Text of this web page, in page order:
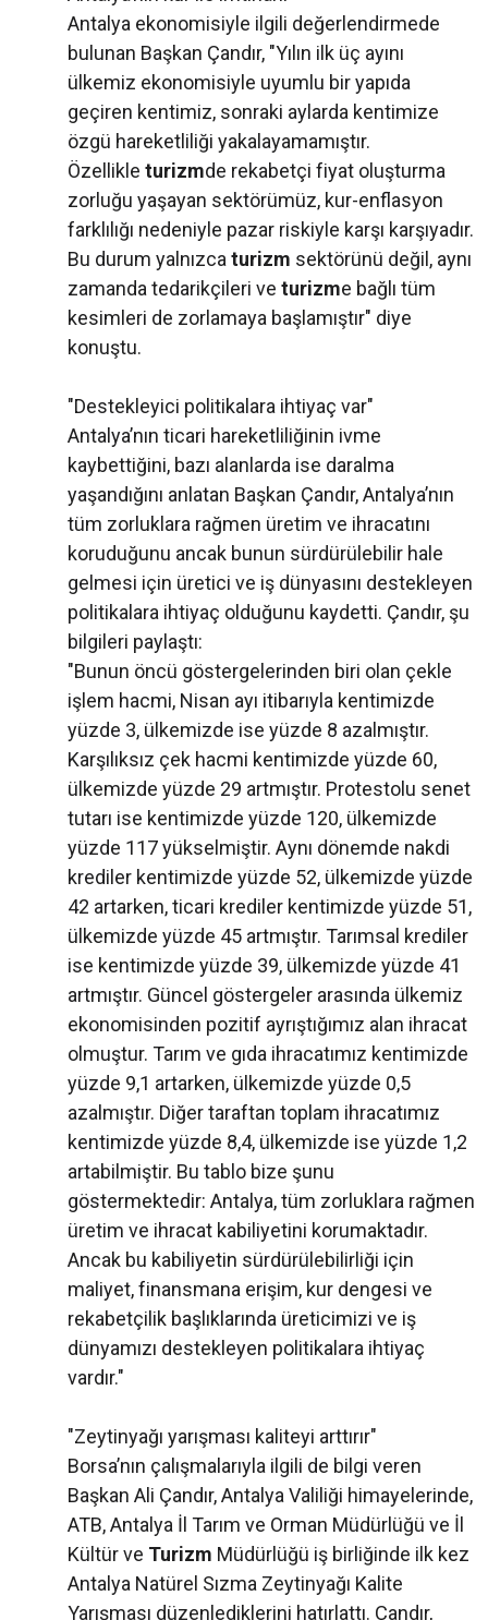
Antalya ekonomisiyle ilgili değerlendirmede
bulunan Başkan Çandır, "Yılın ilk üç ayını
ülkemiz ekonomisiyle uyumlu bir yapıda
geçiren kentimiz, sonraki aylarda kentimize
özgü hareketliliği yakalayamamıştır.
Özellikle turizmde rekabetçi fiyat oluşturma
zorluğu yaşayan sektörümüz, kur-enflasyon
farklılığı nedeniyle pazar riskiyle karşı karşıyadır.
Bu durum yalnızcaturizm sektörünü değil, aynı
zamanda tedarikçileri ve turizme bağlı tüm
kesimleri de zorlamaya başlamıştır" diye
konuştu.
"Destekleyici politikalara ihtiyaç var"
Antalya’nın ticari hareketliliğinin ivme
kaybettiğini, bazı alanlarda ise daralma
yaşandığını anlatan Başkan Çandır, Antalya’nın
tüm zorluklara rağmen üretim ve ihracatını
koruduğunu ancak bunun sürdürülebilir hale
gelmesi için üretici ve iş dünyasını destekleyen
politikalara ihtiyaç olduğunu kaydetti. Çandır, şu
bilgileri paylaştı:
"Bunun öncü göstergelerinden biri olan çekle
işlem hacmi, Nisan ayı itibarıyla kentimizde
yüzde 3, ülkemizde ise yüzde 8 azalmıştır.
Karşılıksız çek hacmi kentimizde yüzde 60,
ülkemizde yüzde 29 artmıştır. Protestolu senet
tutarı ise kentimizde yüzde 120, ülkemizde
yüzde 117 yükselmiştir. Aynı dönemde nakdi
krediler kentimizde yüzde 52, ülkemizde yüzde
42 artarken, ticari krediler kentimizde yüzde 51,
ülkemizde yüzde 45 artmıştır. Tarımsal krediler
ise kentimizde yüzde 39, ülkemizde yüzde 41
artmıştır. Güncel göstergeler arasında ülkemiz
ekonomisinden pozitif ayrıştığımız alan ihracat
olmuştur. Tarım ve gıda ihracatımız kentimizde
yüzde 9,1 artarken, ülkemizde yüzde 0,5
azalmıştır. Diğer taraftan toplam ihracatımız
kentimizde yüzde 8,4, ülkemizde ise yüzde 1,2
artabilmiştir. Bu tablo bize şunu
göstermektedir: Antalya, tüm zorluklara rağmen
üretim ve ihracat kabiliyetini korumaktadır.
Ancak bu kabiliyetin sürdürülebilirliği için
maliyet, finansmana erişim, kur dengesi ve
rekabetçilik başlıklarında üreticimizi ve iş
dünyamızı destekleyen politikalara ihtiyaç
vardır."
"Zeytinyağı yarışması kaliteyi arttırır"
Borsa’nın çalışmalarıyla ilgili de bilgi veren
Başkan Ali Çandır, Antalya Valiliği himayelerinde,
ATB, Antalya İl Tarım ve Orman Müdürlüğü ve İl
Kültür ve Turizm Müdürlüğü iş birliğinde ilk kez
Antalya Natürel Sızma Zeytinyağı Kalite
Yarışması düzenlediklerini hatırlattı. Çandır,